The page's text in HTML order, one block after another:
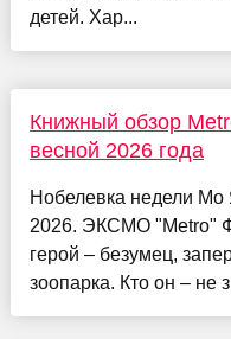
детей. Хар...
Книжный обзор
весной 2026 года
Нобелевка недели
2026. ЭКСМО "Metro"
герой – безумец,
зоопарка. Кто он – не